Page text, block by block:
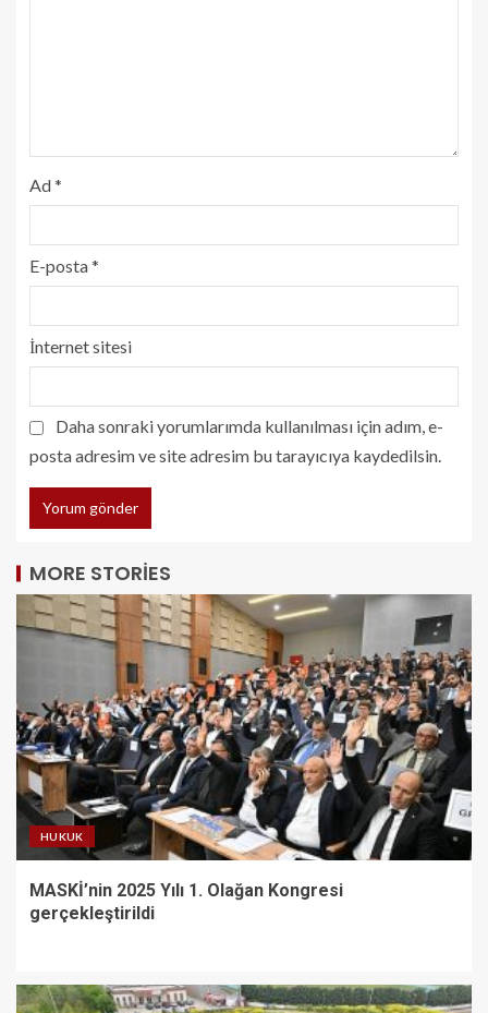
Ad*
E-posta*
İnternet sitesi
Daha sonraki yorumlarımda kullanılması için adım, e-
posta adresim ve site adresim bu tarayıcıya kaydedilsin.
MORE STORIES
HUKUK
MASKİ’nin 2025 Yılı 1. Olağan Kongresi
gerçekleştirildi